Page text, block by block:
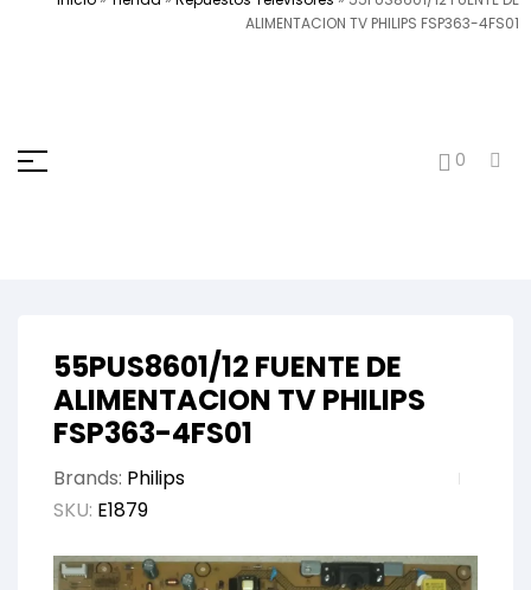
ALIMENTACION TV PHILIPS FSP363-4FS01
0
55PUS8601/12 FUENTE DE
ALIMENTACION TV PHILIPS
FSP363-4FS01
Brands: Philips
SKU: E1879